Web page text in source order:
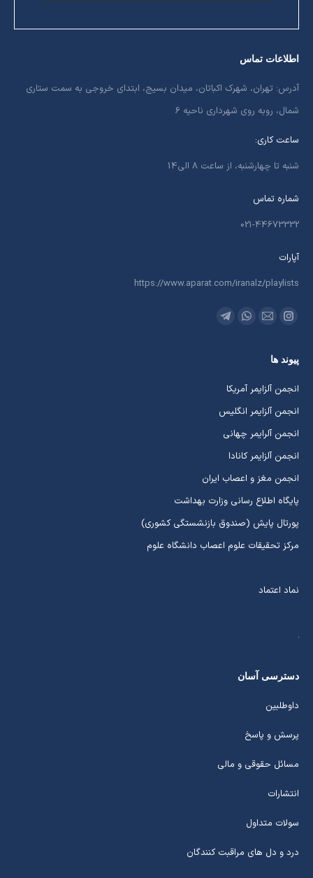
اطلاعات تماس
آدرس: تهران، شهرک اکباتان، میدان بسیج، ابتدای خروجی به سمت ستاری
شمال، روبه روی شهرداری ناحیه 6
ساعت کاری:
شنبه تا چهارشنبه، از ساعت 8 الی14
شماره تماس
021-44673332
آپارات
https://www.aparat.com/iranalz/playlists
ما را دنبال کنید در:
اینستاگرام
کردن
در
پنجره
جدید
ایمیل
در
پنجره
جدید
واتساپ
در
پنجره
جدید
تلگرام
پنجره
جدید
پیوند ها
انجمن آلزایمر آمریکا
انجمن آلزایمر انگلیس
انجمن آلرایمر چهانی
انجمن آلزایمر کانادا
انجمن مغز و اعصاب ایران
پایگاه اطلاع رسانی وزارت بهداشت
پورتال پایش (صندوق بازنشستگی کشوری)
مرکز تحقیقات علوم اعصاب دانشگاه علوم
نماد اعتماد
دسترسی آسان
داوطلبین
پرسش و پاسخ
مسائل حقوقی و مالی
انتشارات
سولات متداول
درد و دل های مراقبت کنندگان